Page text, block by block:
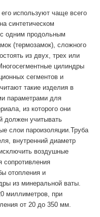
используют чаще всего
синтетическом
одним продольным
(термозамок), сложного
из двух, трех или
цилиндры
сегментов и
такие изделия в
параметрами для
из которого они
должен учитывать
слои пароизоляции.Труба
внутренний диаметр
воздушные
сопротивления
отопления и
из минеральной ваты.
миллиметров, при
от 20 до 350 мм.